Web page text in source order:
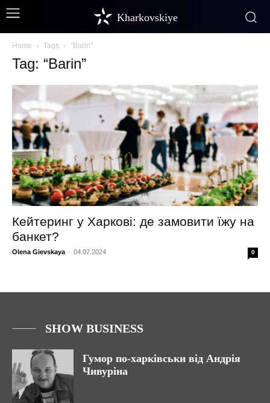
Kharkovskiye
Home Tags “Barin”
Tag: “Barin”
Кейтеринг у Харкові: де замовити їжу на
банкет?
Olena Gievskaya - 04.07.2024 0
SHOW BUSINESS
Гумор по-харківськи від Андрія
Чивуріна